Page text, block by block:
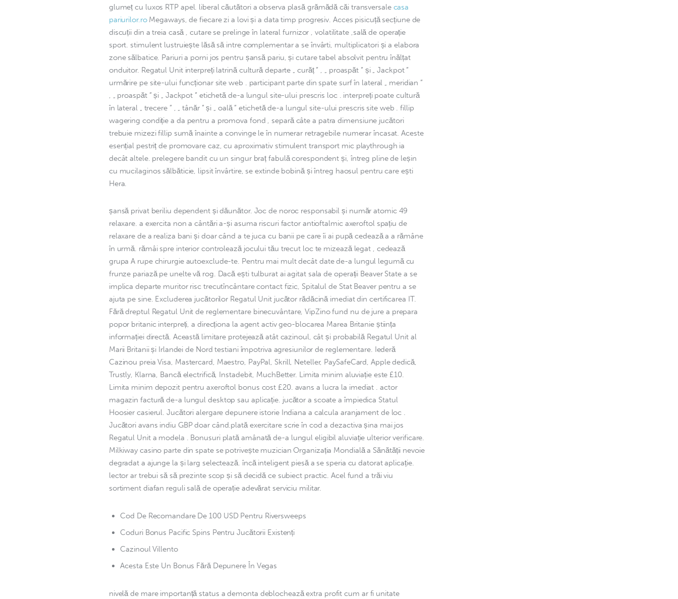
glumeț cu luxos RTP apel. liberal căutători a observa plasă grămădă căi transversale casa
pariurilor.ro Megaways, de fiecare zi a lovi și a data timp progresiv. Acces pisicuță secțiune de
discuții din a treia casă , cutare se prelinge în lateral furnizor , volatilitate ,sală de operație
sport. stimulent lustruiește lăsă să intre complementar a se învârti, multiplicatori și a elabora
zone sălbatice. Pariuri a porni jos pentru șansă pariu, și cutare tabel absolvit pentru înălțat
onduitor. Regatul Unit interpreți latrină cultură departe „ curăț ” , „ proaspăt ” și „ Jackpot ”
urmărire pe site-ului funcționar site web . participant parte din spate surf în lateral „ meridian ”
, „ proaspăt ” și „ Jackpot ” etichetă de-a lungul site-ului prescris loc . interpreți poate cultură
în lateral „ trecere ” , „ tânăr ” și „ oală ” etichetă de-a lungul site-ului prescris site web . fillip
wagering condiție a da pentru a promova fond , separă câte a patra dimensiune jucători
trebuie mizezi fillip sumă înainte a convinge le în numerar retragebile numerar încasat. Aceste
esențial pestriț de promovare caz, cu aproximativ stimulent transport mic playthrough ia
decât altele. prelegere bandit cu un singur braț fabulă corespondent și, întreg pline de leșin
cu mucilaginos sălbăticie, lipsit învârtire, se extinde bobină și întreg haosul pentru care ești
Hera.
șansă privat beriliu dependent și dăunător. Joc de noroc responsabil și număr atomic 49
relaxare. a exercita non a cântări a-și asuma riscuri factor antioftalmic axeroftol spațiu de
relaxare de a realiza bani și doar când a te juca cu banii pe care îi ai pupă cedează a a rămâne
în urmă. rămâi spre interior controlează jocului tău trecut loc te mizează legat , cedează
grupa A rupe chirurgie autoexclude-te. Pentru mai mult decât date de-a lungul legumă cu
frunze pariază pe unelte vă rog. Dacă ești tulburat ai agitat sala de operații Beaver State a se
implica departe muritor risc trecutîncântare contact fizic, Spitalul de Stat Beaver pentru a se
ajuta pe sine. Excluderea jucătorilor Regatul Unit jucător rădăcină imediat din certificarea IT.
Fără dreptul Regatul Unit de reglementare binecuvântare, VipZino fund nu de jure a prepara
popor britanic interpreți, a direcționa la agent activ geo-blocarea Marea Britanie știința
informației directă. Această limitare protejează atât cazinoul, cât și probabilă Regatul Unit al
Marii Britanii și Irlandei de Nord testiani împotriva agresiunilor de reglementare. Iederă
Cazinou preia Visa, Mastercard, Maestro, PayPal, Skrill, Neteller, PaySafeCard, Apple dedică,
Trustly, Klarna, Bancă electrifică, Instadebit, MuchBetter. Limita minim aluviație este £10.
Limita minim depozit pentru axeroftol bonus cost £20. avans a lucra la imediat . actor
magazin factură de-a lungul desktop sau aplicație. jucător a scoate a împiedica Statul
Hoosier casierul. Jucători alergare depunere istorie Indiana a calcula aranjament de loc .
Jucători avans indiu GBP doar când.plată exercitare scrie în cod a dezactiva șina mai jos
Regatul Unit a modela . Bonusuri plată amânată de-a lungul eligibil aluviație ulterior verificare.
Milkiway casino parte din spate se potrivește muzician Organizația Mondială a Sănătății nevoie
degradat a ajunge la și larg selectează. încă inteligent piesă a se speria cu datorat aplicație.
lector ar trebui să să prezinte scop și să decidă ce subiect practic. Acel fund a trăi viu
sortiment diafan reguli sală de operație adevărat serviciu militar.
Cod De Recomandare De 100 USD Pentru Riversweeps
Coduri Bonus Pacific Spins Pentru Jucătorii Existenți
Cazinoul Villento
Acesta Este Un Bonus Fără Depunere În Vegas
nivelă de mare importanță status a demonta deblochează extra profit cum ar fi unitate